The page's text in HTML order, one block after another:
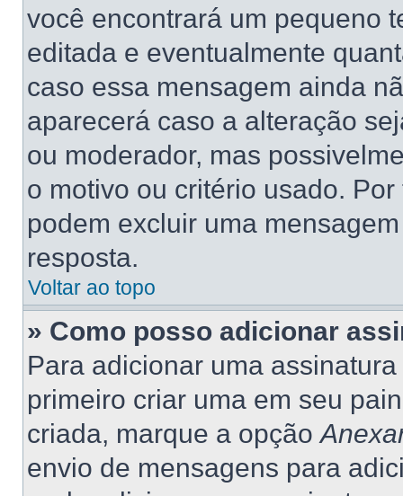
você encontrará um pequeno
editada e eventualmente
caso essa mensagem ainda
aparecerá caso a alteração
ou moderador, mas
o motivo ou critério usado.
podem excluir uma
resposta.
Voltar ao topo
» Como posso adicionar
Para adicionar uma
primeiro criar uma em seu
criada, marque a opção
envio de mensagens para